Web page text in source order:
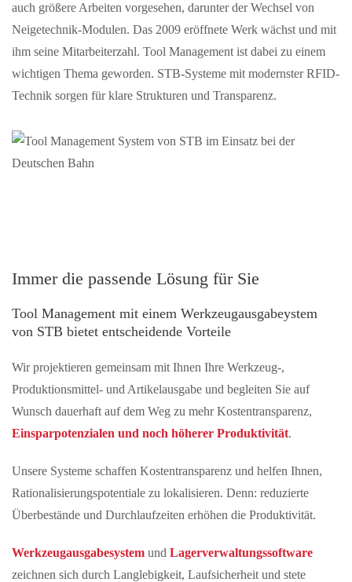
auch größere Arbeiten vorgesehen, darunter der Wechsel von
Neigetechnik-Modulen. Das 2009 eröffnete Werk wächst und mit
ihm seine Mitarbeiterzahl. Tool Management ist dabei zu einem
wichtigen Thema geworden. STB-Systeme mit modernster RFID-
Technik sorgen für klare Strukturen und Transparenz.
Immer die passende Lösung für Sie
Tool Management mit einem Werkzeugausgabeystem
von STB bietet entscheidende Vorteile
Wir projektieren gemeinsam mit Ihnen Ihre Werkzeug-,
Produktionsmittel- und Artikelausgabe und begleiten Sie auf
Wunsch dauerhaft auf dem Weg zu mehr Kostentransparenz,
Einsparpotenzialen und noch höherer Produktivität.
Unsere Systeme schaffen Kostentransparenz und helfen Ihnen,
Rationalisierungspotentiale zu lokalisieren. Denn: reduzierte
Überbestände und Durchlaufzeiten erhöhen die Produktivität.
Werkzeugausgabesystem und Lagerverwaltungssoftware
zeichnen sich durch Langlebigkeit, Laufsicherheit und stete